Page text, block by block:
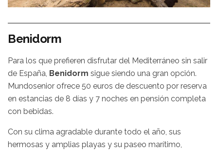
Benidorm
Para los que prefieren disfrutar del Mediterráneo sin salir
de España, Benidorm sigue siendo una gran opción.
Mundosenior ofrece 50 euros de descuento por reserva
en estancias de 8 días y 7 noches en pensión completa
con bebidas.
Con su clima agradable durante todo el año, sus
hermosas y amplias playas y su paseo marítimo,